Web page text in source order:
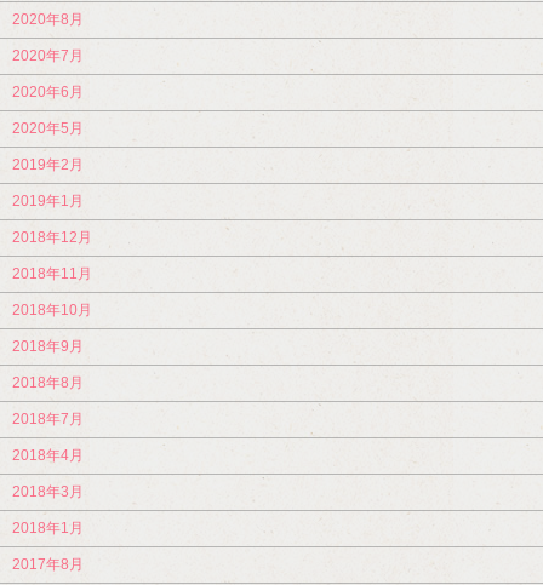
2020年8月
2020年7月
2020年6月
2020年5月
2019年2月
2019年1月
2018年12月
2018年11月
2018年10月
2018年9月
2018年8月
2018年7月
2018年4月
2018年3月
2018年1月
2017年8月